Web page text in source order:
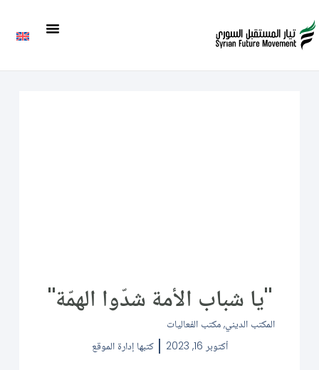
"يا شباب الأمة شدّوا الهمّة"
المكتب الديني, مكتب الفعاليات
أكتوبر 16, 2023
كتبها إدارة الموقع